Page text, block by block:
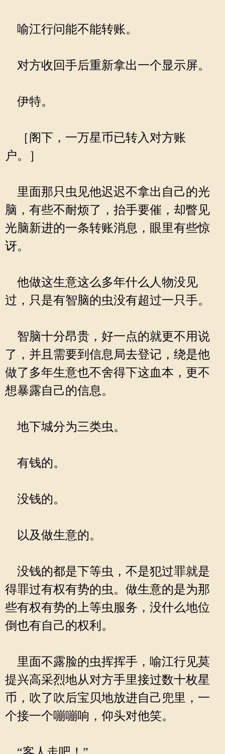
喻江行问能不能转账。
对方收回手后重新拿出一个显示屏。
伊特。
［阁下，一万星币已转入对方账
户。］
里面那只虫见他迟迟不拿出自己的光
脑，有些不耐烦了，抬手要催，却瞥见
光脑新进的一条转账消息，眼里有些惊
讶。
他做这生意这么多年什么人物没见
过，只是有智脑的虫没有超过一只手。
智脑十分昂贵，好一点的就更不用说
了，并且需要到信息局去登记，绕是他
做了多年生意也不舍得下这血本，更不
想暴露自己的信息。
地下城分为三类虫。
有钱的。
没钱的。
以及做生意的。
没钱的都是下等虫，不是犯过罪就是
得罪过有权有势的虫。做生意的是为那
些有权有势的上等虫服务，没什么地位
倒也有自己的权利。
里面不露脸的虫挥挥手，喻江行见莫
提兴高采烈地从对方手里接过数十枚星
币，吹了吹后宝贝地放进自己兜里，一
个接一个嘣嘣响，仰头对他笑。